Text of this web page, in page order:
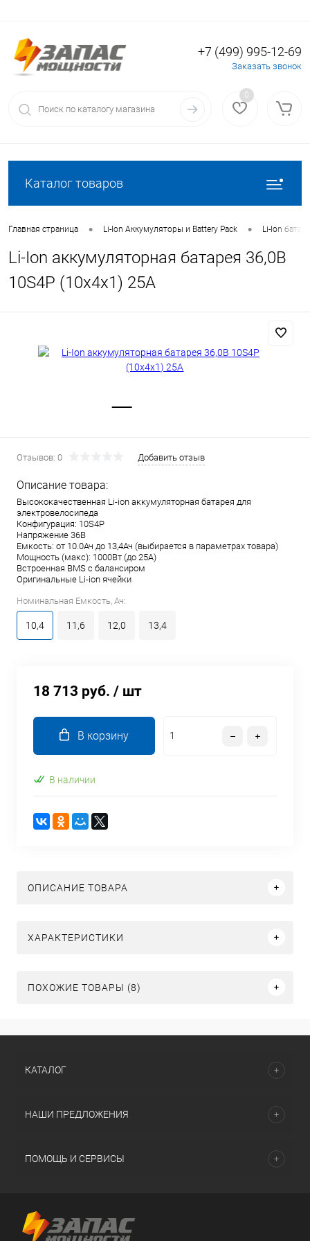
Вход Регистрация
+7 (499) 995-12-69
Заказать звонок
0
Каталог товаров
Главная страница • Li-Ion Аккумуляторы и Battery Pack • Li-Ion
Li-Ion аккумуляторная батарея 36,0В
10S4P (10x4x1) 25A
Отзывов: 0 Добавить отзыв
Описание товара:
Высококачественная Li-ion аккумуляторная батарея для
электровелосипеда
Конфигурация: 10S4P
Напряжение 36В
Емкость: от 10.0Ач до 13,4Ач (выбирается в параметрах товара)
Мощность (макс): 1000Вт (до 25А)
Встроенная BMS с балансиром
Оригинальные Li-ion ячейки
Номинальная Емкость, Ач:
10,4 11,6 12,0 13,4
18 713 руб. / шт
В корзину
В наличии
ОПИСАНИЕ ТОВАРА
ХАРАКТЕРИСТИКИ
ПОХОЖИЕ ТОВАРЫ (8)
КАТАЛОГ
НАШИ ПРЕДЛОЖЕНИЯ
ПОМОЩЬ И СЕРВИСЫ